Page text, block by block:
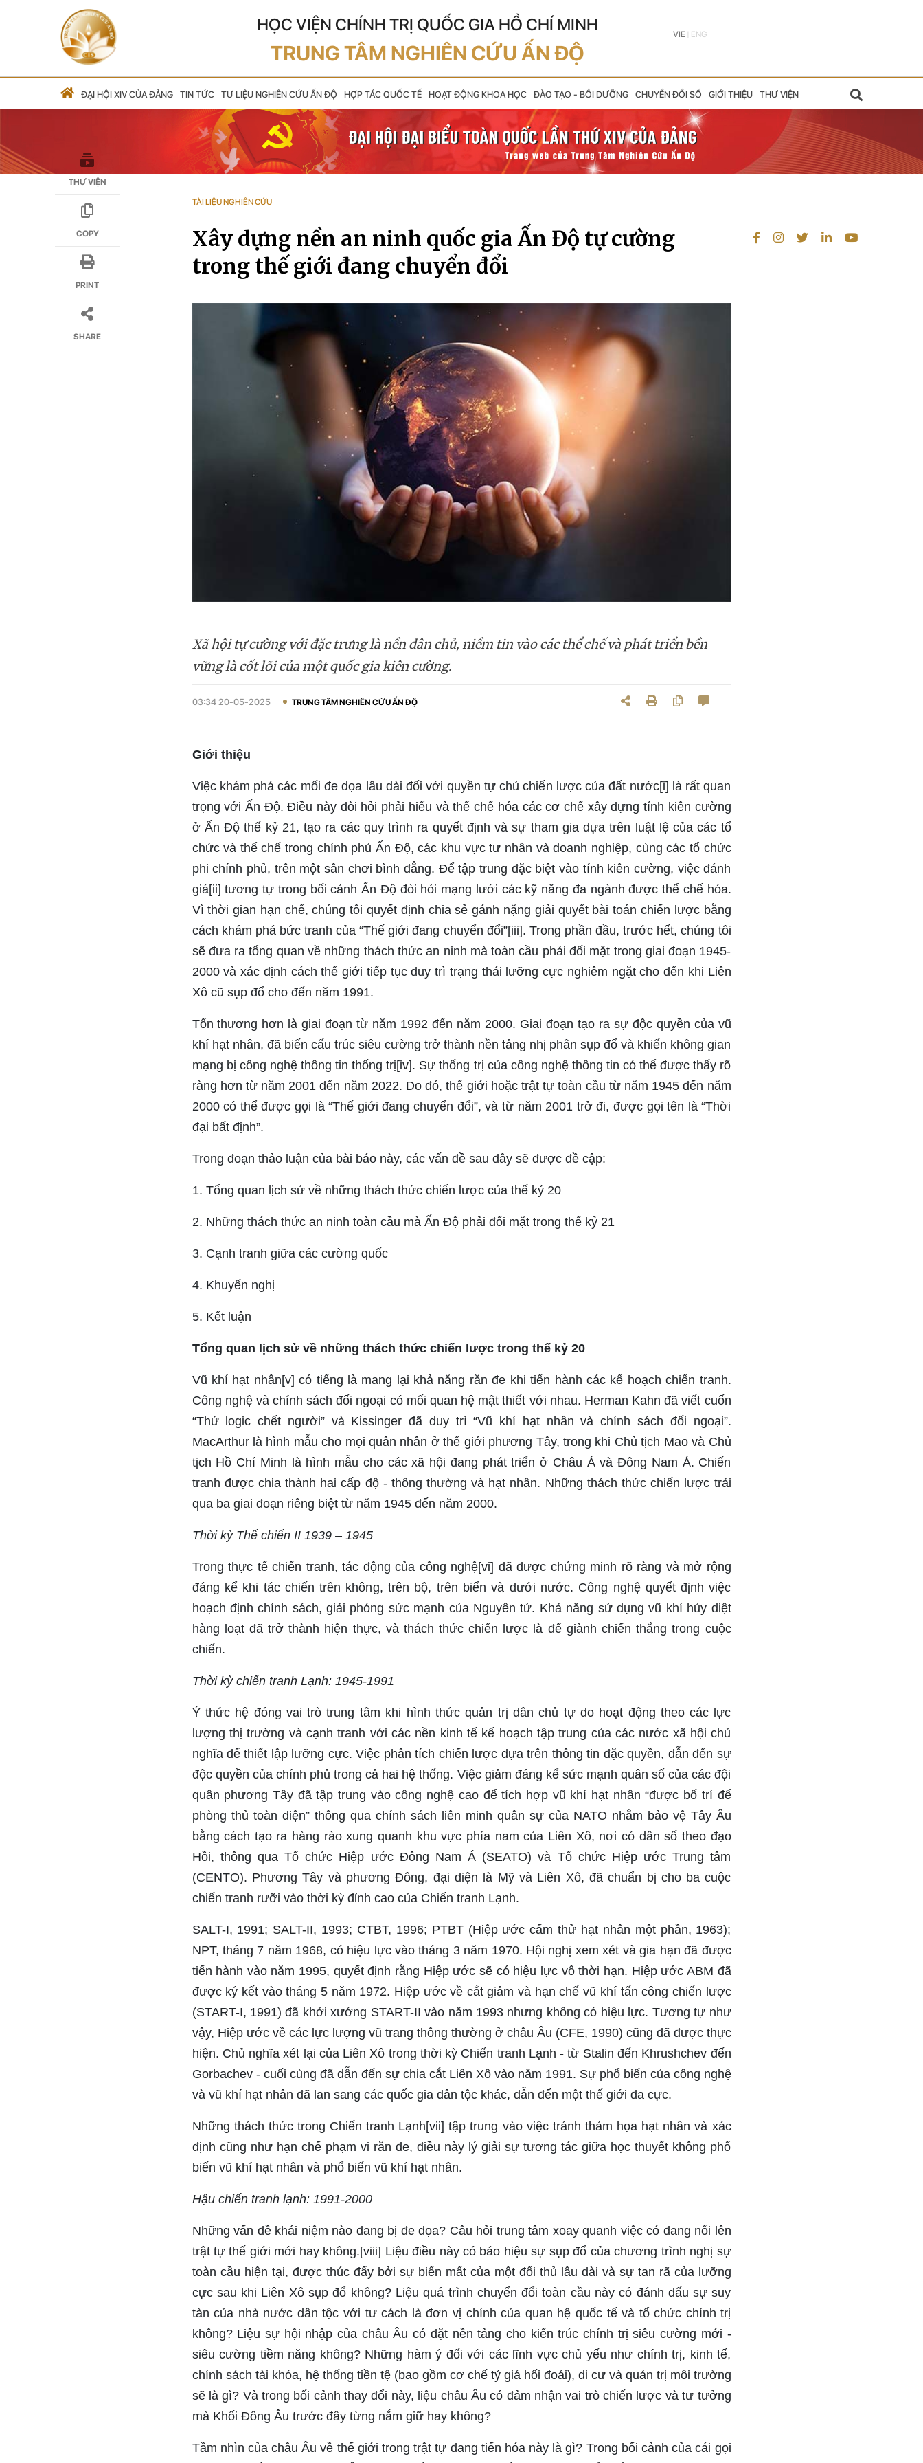
HỌC VIỆN CHÍNH TRỊ QUỐC GIA HỒ CHÍ MINH
TRUNG TÂM NGHIÊN CỨU ẤN ĐỘ
VIE ENG
ĐẠI HỘI XIV CỦA ĐẢNG TIN TỨC TƯ LIỆU NGHIÊN CỨU ẤN ĐỘ HỢP TÁC QUỐC TẾ HOẠT ĐỘNG KHOA HỌC ĐÀO TẠO - BỒI DƯỠNG CHUYỂN ĐỔI SỐ GIỚI THIỆU THƯ VIỆN
TÀI LIỆU NGHIÊN CỨU
THƯ VIỆN
COPY
PRINT
SHARE
Xây dựng nền an ninh quốc gia Ấn Độ tự cường
trong thế giới đang chuyển đổi
Xã hội tự cường với đặc trưng là nền dân chủ, niềm tin vào các thể chế và phát triển bền
vững là cốt lõi của một quốc gia kiên cường.
03:34 20-05-2025 TRUNG TÂM NGHIÊN CỨU ẤN ĐỘ
Giới thiệu
Việc khám phá các mối đe dọa lâu dài đối với quyền tự chủ chiến lược của đất nước[i] là rất quan
trọng với Ấn Độ. Điều này đòi hỏi phải hiểu và thể chế hóa các cơ chế xây dựng tính kiên cường
ở Ấn Độ thế kỷ 21, tạo ra các quy trình ra quyết định và sự tham gia dựa trên luật lệ của các tổ
chức và thể chế trong chính phủ Ấn Độ, các khu vực tư nhân và doanh nghiệp, cùng các tổ chức
phi chính phủ, trên một sân chơi bình đẳng. Để tập trung đặc biệt vào tính kiên cường, việc đánh
giá[ii] tương tự trong bối cảnh Ấn Độ đòi hỏi mạng lưới các kỹ năng đa ngành được thể chế hóa.
Vì thời gian hạn chế, chúng tôi quyết định chia sẻ gánh nặng giải quyết bài toán chiến lược bằng
cách khám phá bức tranh của “Thế giới đang chuyển đổi”[iii]. Trong phần đầu, trước hết, chúng tôi
sẽ đưa ra tổng quan về những thách thức an ninh mà toàn cầu phải đối mặt trong giai đoạn 1945-
2000 và xác định cách thế giới tiếp tục duy trì trạng thái lưỡng cực nghiêm ngặt cho đến khi Liên
Xô cũ sụp đổ cho đến năm 1991.
Tổn thương hơn là giai đoạn từ năm 1992 đến năm 2000. Giai đoạn tạo ra sự độc quyền của vũ
khí hạt nhân, đã biến cấu trúc siêu cường trở thành nền tảng nhị phân sụp đổ và khiến không gian
mạng bị công nghệ thông tin thống trị[iv]. Sự thống trị của công nghệ thông tin có thể được thấy rõ
ràng hơn từ năm 2001 đến năm 2022. Do đó, thế giới hoặc trật tự toàn cầu từ năm 1945 đến năm
2000 có thể được gọi là “Thế giới đang chuyển đổi”, và từ năm 2001 trở đi, được gọi tên là “Thời
đại bất định”.
Trong đoạn thảo luận của bài báo này, các vấn đề sau đây sẽ được đề cập:
1. Tổng quan lịch sử về những thách thức chiến lược của thế kỷ 20
2. Những thách thức an ninh toàn cầu mà Ấn Độ phải đối mặt trong thế kỷ 21
3. Cạnh tranh giữa các cường quốc
4. Khuyến nghị
5. Kết luận
Tổng quan lịch sử về những thách thức chiến lược trong thế kỷ 20
Vũ khí hạt nhân[v] có tiếng là mang lại khả năng răn đe khi tiến hành các kế hoạch chiến tranh.
Công nghệ và chính sách đối ngoại có mối quan hệ mật thiết với nhau. Herman Kahn đã viết cuốn
“Thứ logic chết người” và Kissinger đã duy trì “Vũ khí hạt nhân và chính sách đối ngoại”.
MacArthur là hình mẫu cho mọi quân nhân ở thế giới phương Tây, trong khi Chủ tịch Mao và Chủ
tịch Hồ Chí Minh là hình mẫu cho các xã hội đang phát triển ở Châu Á và Đông Nam Á. Chiến
tranh được chia thành hai cấp độ - thông thường và hạt nhân. Những thách thức chiến lược trải
qua ba giai đoạn riêng biệt từ năm 1945 đến năm 2000.
Thời kỳ Thế chiến II 1939 – 1945
Trong thực tế chiến tranh, tác động của công nghệ[vi] đã được chứng minh rõ ràng và mở rộng
đáng kể khi tác chiến trên không, trên bộ, trên biển và dưới nước. Công nghệ quyết định việc
hoạch định chính sách, giải phóng sức mạnh của Nguyên tử. Khả năng sử dụng vũ khí hủy diệt
hàng loạt đã trở thành hiện thực, và thách thức chiến lược là để giành chiến thắng trong cuộc
chiến.
Thời kỳ chiến tranh Lạnh: 1945-1991
Ý thức hệ đóng vai trò trung tâm khi hình thức quản trị dân chủ tự do hoạt động theo các lực
lượng thị trường và cạnh tranh với các nền kinh tế kế hoạch tập trung của các nước xã hội chủ
nghĩa để thiết lập lưỡng cực. Việc phân tích chiến lược dựa trên thông tin đặc quyền, dẫn đến sự
độc quyền của chính phủ trong cả hai hệ thống. Việc giảm đáng kể sức mạnh quân số của các đội
quân phương Tây đã tập trung vào công nghệ cao để tích hợp vũ khí hạt nhân “được bố trí để
phòng thủ toàn diện” thông qua chính sách liên minh quân sự của NATO nhằm bảo vệ Tây Âu
bằng cách tạo ra hàng rào xung quanh khu vực phía nam của Liên Xô, nơi có dân số theo đạo
Hồi, thông qua Tổ chức Hiệp ước Đông Nam Á (SEATO) và Tổ chức Hiệp ước Trung tâm
(CENTO). Phương Tây và phương Đông, đại diện là Mỹ và Liên Xô, đã chuẩn bị cho ba cuộc
chiến tranh rưỡi vào thời kỳ đỉnh cao của Chiến tranh Lạnh.
SALT-I, 1991; SALT-II, 1993; CTBT, 1996; PTBT (Hiệp ước cấm thử hạt nhân một phần, 1963);
NPT, tháng 7 năm 1968, có hiệu lực vào tháng 3 năm 1970. Hội nghị xem xét và gia hạn đã được
tiến hành vào năm 1995, quyết định rằng Hiệp ước sẽ có hiệu lực vô thời hạn. Hiệp ước ABM đã
được ký kết vào tháng 5 năm 1972. Hiệp ước về cắt giảm và hạn chế vũ khí tấn công chiến lược
(START-I, 1991) đã khởi xướng START-II vào năm 1993 nhưng không có hiệu lực. Tương tự như
vậy, Hiệp ước về các lực lượng vũ trang thông thường ở châu Âu (CFE, 1990) cũng đã được thực
hiện. Chủ nghĩa xét lại của Liên Xô trong thời kỳ Chiến tranh Lạnh - từ Stalin đến Khrushchev đến
Gorbachev - cuối cùng đã dẫn đến sự chia cắt Liên Xô vào năm 1991. Sự phổ biến của công nghệ
và vũ khí hạt nhân đã lan sang các quốc gia dân tộc khác, dẫn đến một thế giới đa cực.
Những thách thức trong Chiến tranh Lạnh[vii] tập trung vào việc tránh thảm họa hạt nhân và xác
định cũng như hạn chế phạm vi răn đe, điều này lý giải sự tương tác giữa học thuyết không phổ
biến vũ khí hạt nhân và phổ biến vũ khí hạt nhân.
Hậu chiến tranh lạnh: 1991-2000
Những vấn đề khái niệm nào đang bị đe dọa? Câu hỏi trung tâm xoay quanh việc có đang nổi lên
trật tự thế giới mới hay không.[viii] Liệu điều này có báo hiệu sự sụp đổ của chương trình nghị sự
toàn cầu hiện tại, được thúc đẩy bởi sự biến mất của một đối thủ lâu dài và sự tan rã của lưỡng
cực sau khi Liên Xô sụp đổ không? Liệu quá trình chuyển đổi toàn cầu này có đánh dấu sự suy
tàn của nhà nước dân tộc với tư cách là đơn vị chính của quan hệ quốc tế và tổ chức chính trị
không? Liệu sự hội nhập của châu Âu có đặt nền tảng cho kiến ​​trúc chính trị siêu cường mới -
siêu cường tiềm năng không? Những hàm ý đối với các lĩnh vực chủ yếu như chính trị, kinh tế,
chính sách tài khóa, hệ thống tiền tệ (bao gồm cơ chế tỷ giá hối đoái), di cư và quản trị môi trường
sẽ là gì? Và trong bối cảnh thay đổi này, liệu châu Âu có đảm nhận vai trò chiến lược và tư tưởng
mà Khối Đông Âu trước đây từng nắm giữ hay không?
Tầm nhìn của châu Âu về thế giới trong trật tự đang tiến hóa này là gì? Trong bối cảnh của cái gọi